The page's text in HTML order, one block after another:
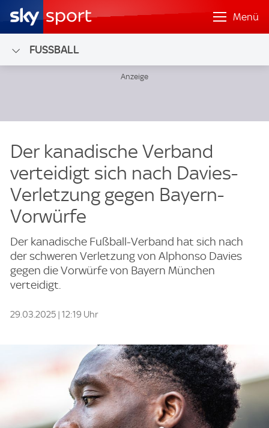
Menü
FUSSBALL
Der kanadische Verband
verteidigt sich nach Davies-
Verletzung gegen Bayern-
Vorwürfe
Der kanadische Fußball-Verband hat sich nach
der schweren Verletzung von Alphonso Davies
gegen die Vorwürfe von Bayern München
verteidigt.
29.03.2025 | 12:19 Uhr